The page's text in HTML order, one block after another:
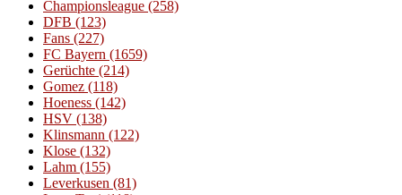
Championsleague (258)
DFB (123)
Fans (227)
FC Bayern (1659)
Gerüchte (214)
Gomez (118)
Hoeness (142)
HSV (138)
Klinsmann (122)
Klose (132)
Lahm (155)
Leverkusen (81)